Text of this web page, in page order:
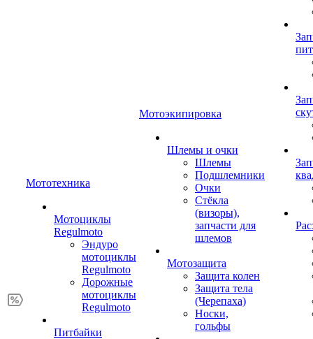
Мототехника
Мотоциклы
Regulmoto
Эндуро
мотоциклы
Regulmoto
Дорожные
мотоциклы
Regulmoto
Питбайки
Мотоэкипировка
Шлемы и очки
Шлемы
Подшлемники
Очки
Стёкла
(визоры),
запчасти для
шлемов
Мотозащита
Защита колен
Защита тела
(Черепаха)
Носки,
гольфы